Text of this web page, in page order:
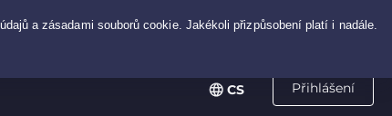
Přihlášení
CS